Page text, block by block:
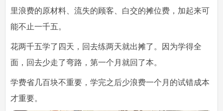
里浪费的原材料、流失的顾客、白交的摊位费，加起来可
能不止一千五。
花两千五学了四天，回去练两天就出摊了。因为学得全
面，回去少走了弯路，第一个月就回了本。
学费省几百块不重要，学完之后少浪费一个月的试错成本
才重要。